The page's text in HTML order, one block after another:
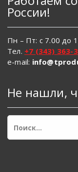
России!
Пн – Пт: с 7.00 до
Тел. +7 (343) 363-
e-mail:
Не нашли,
Найти: